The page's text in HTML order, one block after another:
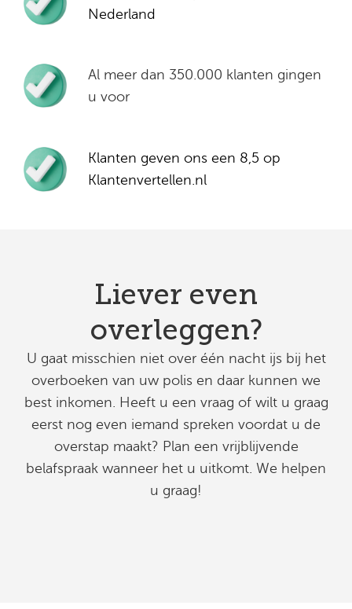
Nederland
Al meer dan 350.000 klanten gingen
u voor
Klanten geven ons een 8,5 op
Klantenvertellen.nl
Liever even
overleggen?
U gaat misschien niet over één nacht ijs bij het
overboeken van uw polis en daar kunnen we
best inkomen. Heeft u een vraag of wilt u graag
eerst nog even iemand spreken voordat u de
overstap maakt? Plan een vrijblijvende
belafspraak wanneer het u uitkomt. We helpen
u graag!